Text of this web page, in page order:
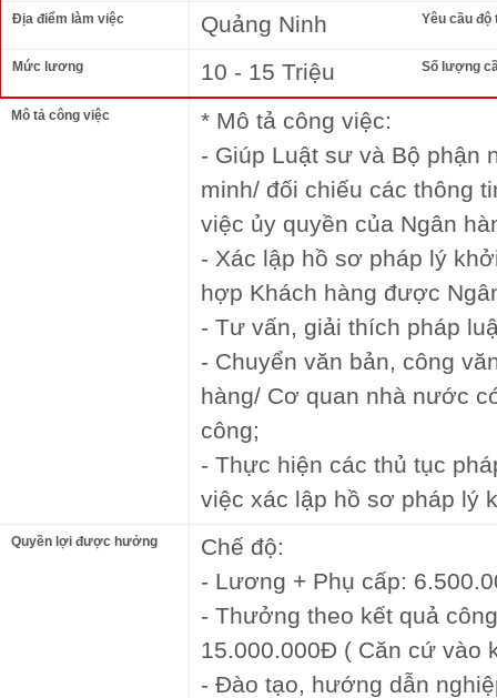
Địa điểm làm việc Quảng Ninh Yêu cầu độ
Mức lương 10 - 15 Triệu Số lượng
Mô tả công việc
* Mô tả công việc:
- Giúp Luật sư và Bộ phận
minh/ đối chiếu các thông
việc ủy quyền của Ngân
- Xác lập hồ sơ pháp lý
hợp Khách hàng được
- Tư vấn, giải thích pháp
- Chuyển văn bản, công
hàng/ Cơ quan nhà nước
công;
- Thực hiện các thủ tục
việc xác lập hồ sơ pháp lý
Quyền lợi được hưởng
Chế độ:
- Lương + Phụ cấp:
- Thưởng theo kết quả
15.000.000Đ ( Căn cứ vào
- Đào tạo, hướng dẫn